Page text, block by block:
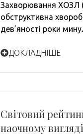
Захворювання ХОЗЛ
обструктивна
дев’яності роки
ДОКЛАДНІШЕ
Світовий
наочному вигляді